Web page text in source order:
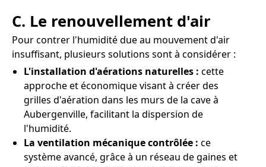
C. Le renouvellement d'air
Pour contrer l'humidité due au mouvement d'air
insuffisant, plusieurs solutions sont à considérer :
L'installation d'aérations naturelles : cette
approche et économique visant à créer des
grilles d'aération dans les murs de la cave à
Aubergenville, facilitant la dispersion de
l'humidité.
La ventilation mécanique contrôlée : ce
système avancé, grâce à un réseau de gaines et